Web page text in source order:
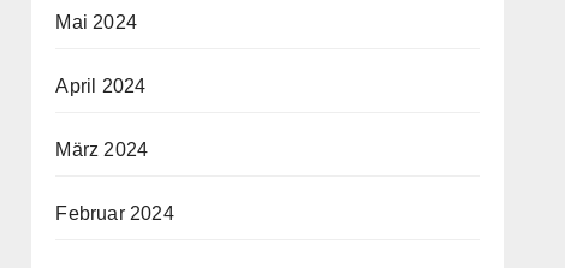
Mai 2024
April 2024
März 2024
Februar 2024